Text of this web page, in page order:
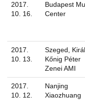
2017.
10. 16.
Budapest
Center
2017.
10. 13.
Szeged,
Kőnig Péter
Zenei AMI
2017.
10. 12.
Nanjing
Xiaozhuang